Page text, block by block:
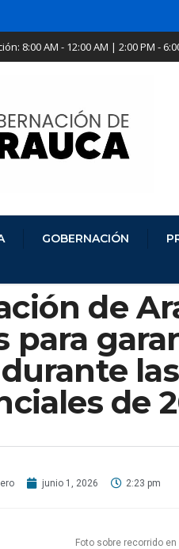
8:00 AM - 12:00 AM | 2:00 PM -
GOBERNACIÓN
de
para
de
junio 1, 2026 2:23 pm
Foto sobre recorrido